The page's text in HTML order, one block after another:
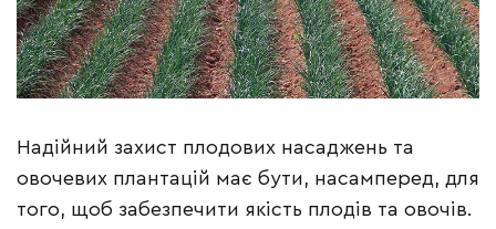
Надійний захист плодових насаджень та
овочевих плантацій має бути, насамперед, для
того, щоб забезпечити якість плодів та овочів.